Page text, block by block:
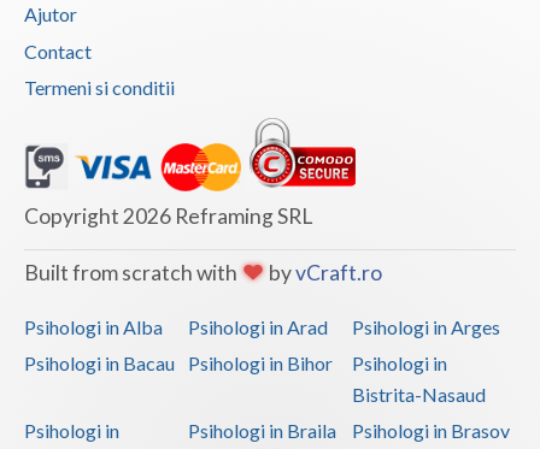
Ajutor
Contact
Termeni si conditii
Copyright 2026 Reframing SRL
Built from scratch with byvCraft.ro
Psihologi in Alba Psihologi in Arad
Psihologi in Arges
Psihologi in Bacau
Psihologi in Bihor
Psihologi in
Bistrita-Nasaud
Psihologi in
Psihologi in Braila
Psihologi in Brasov